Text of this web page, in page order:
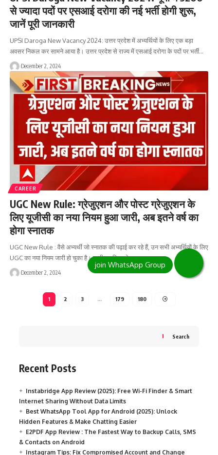
से ज्यादा पदों पर एसआई दरोगा की नई भर्ती होगी शुरू,
जानें पूरी जानकारी
UPSI Daroga New Vacancy 2024: उत्तर प्रदेश में अभ्यर्थियों के लिए एक बड़ा
अवसर निकल कर सामने आया है। उत्तर प्रदेश से राज्य में एसआई दरोगा के पदों पर भर्ती…
December 2, 2024
CAREER
UGC New Rule: ग्रेजुएशन और पोस्ट ग्रेजुएशन के
लिए यूजीसी का नया नियम हुआ जारी, अब इतने वर्ष का
होगा स्नातक
UGC New Rule : वैसे अभ्यर्थी जो स्नातक की पढ़ाई कर रहे हैं, उन सभी अभ्यर्थियों के लिए
UGC का नया नियम जारी हो चुका है। जारी नए नियम के…
December 2, 2024
1 2 3 … 179 180
Search
Recent Posts
Instabridge App Review (2025): Free Wi-Fi Finder & Smart
Internet Sharing Without Data Limits
Best WhatsApp Tool App for Android (2025): Unlock
Hidden Features & Make Chatting Easier
E2PDF App Review : The Fastest Way to Backup Calls, SMS
& Contacts on Android
Instagram Tips: Fix Compromised Account and Change